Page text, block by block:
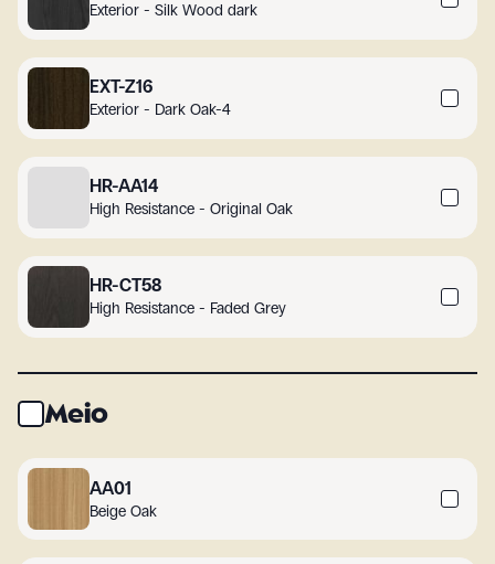
Exterior - Silk Wood dark
EXT-Z16
Exterior - Dark Oak-4
HR-AA14
High Resistance - Original Oak
HR-CT58
High Resistance - Faded Grey
Meio
AA01
Beige Oak